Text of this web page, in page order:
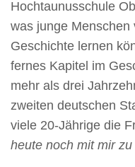
Hochtaunusschule
was junge
Geschichte lernen
fernes Kapitel im
mehr als drei
zweiten deutschen
viele 20-Jährige die
heute noch mit mir zu